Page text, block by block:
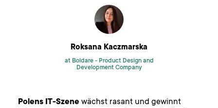
Roksana Kaczmarska
at Boldare - Product Design and
Development Company
Polens IT-Szene wächst rasant und gewinnt